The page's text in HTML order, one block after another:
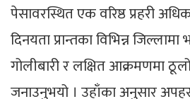
पेसावरस्थित एक वरिष्ठ प्रहरी
दिनयता प्रान्तका विभिन्न
गोलीबारी र लक्षित आक्रमणमा
जनाउनुभयो । उहाँका अनुसार